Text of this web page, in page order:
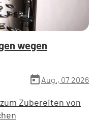
wegen
today Aug., 07 2026
Zubereiten von